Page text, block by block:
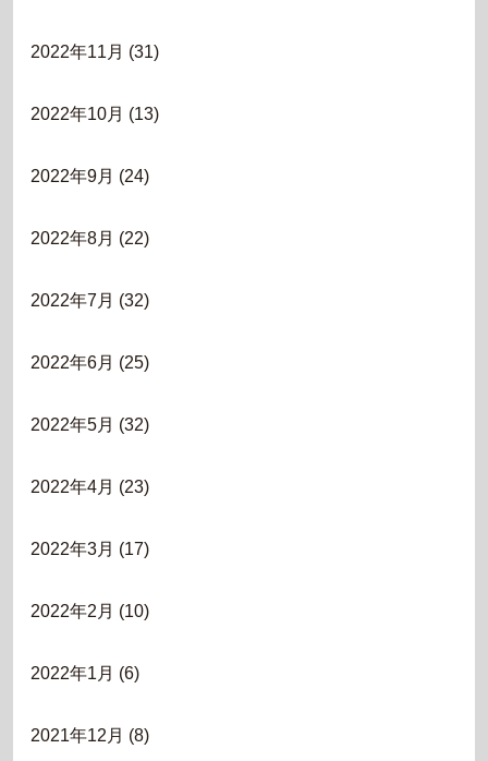
2022年11月 (31)
2022年10月 (13)
2022年9月 (24)
2022年8月 (22)
2022年7月 (32)
2022年6月 (25)
2022年5月 (32)
2022年4月 (23)
2022年3月 (17)
2022年2月 (10)
2022年1月 (6)
2021年12月 (8)